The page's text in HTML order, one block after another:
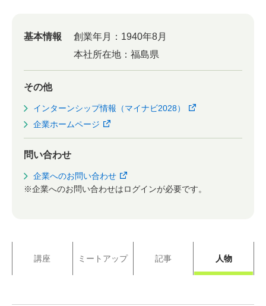
基本情報 創業年月： 1940年8月
本社所在地： 福島県
その他
インターンシップ情報（マイナビ2028）
企業ホームページ
問い合わせ
企業へのお問い合わせ
※企業へのお問い合わせはログインが必要です。
講座 ミートアップ 記事 人物